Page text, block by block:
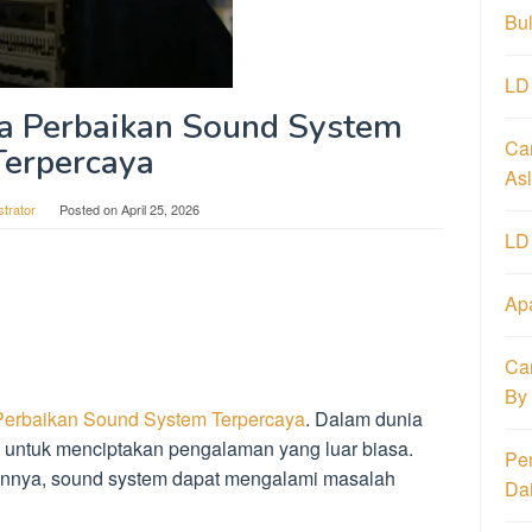
Perbaikan Sound System
Posted onApril 25, 2026
Sound System Terpercaya. Dalam dunia
menciptakan pengalaman yang luar biasa.
sound system dapat mengalami masalah